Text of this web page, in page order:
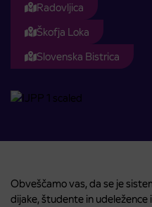
Radovljica
Škofja Loka
Slovenska Bistrica
Obveščamo vas, da se je
dijake, študente in udeležence